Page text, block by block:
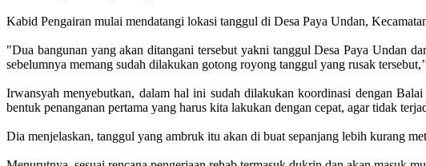
Kabid Pengairan mulai mendatangi lokasi tanggul di Desa Paya Undan,
"Dua bangunan yang akan ditangani tersebut yakni tanggul Desa Paya Undan
sebelumnya memang sudah dilakukan gotong royong tanggul yang rusak
Irwansyah menyebutkan, dalam hal ini sudah dilakukan koordinasi dengan
bentuk penanganan pertama yang harus kita lakukan dengan cepat, agar tidak
Dia menjelaskan, tanggul yang ambruk itu akan di buat sepanjang lebih kurang